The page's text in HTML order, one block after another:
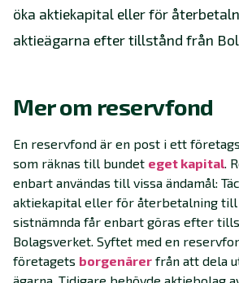
öka aktiekapital eller för
aktieägarna efter tillstånd från
Mer om reservfond
En reservfond är en post i ett företags
som räknas till bundet eget kapital.
enbart användas till vissa ändamål:
aktiekapital eller för återbetalning till
sistnämnda får enbart göras efter
Bolagsverket. Syftet med en
företagets borgenärer från att dela